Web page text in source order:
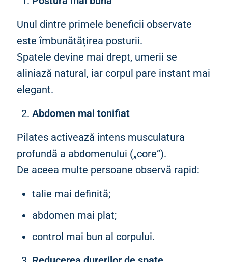
Unul dintre primele beneficii observate
este îmbunătățirea posturii.
Spatele devine mai drept, umerii se
aliniază natural, iar corpul pare instant mai
elegant.
Abdomen mai tonifiat
Pilates activează intens musculatura
profundă a abdomenului („core”).
De aceea multe persoane observă rapid:
talie mai definită;
abdomen mai plat;
control mai bun al corpului.